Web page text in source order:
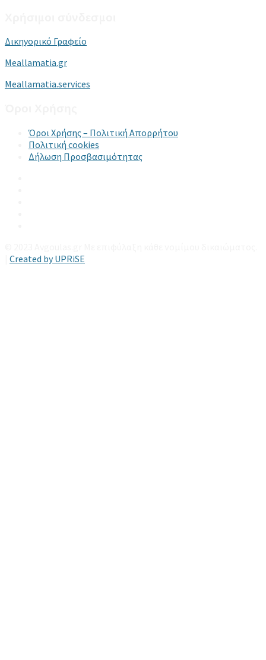
Δικηγορικό Γραφείο
Meallamatia.gr
Meallamatia.services
Όροι Χρήσης – Πολιτική Απορρήτου
Πολιτική cookies
Δήλωση Προσβασιμότητας
Created by UPRiSE